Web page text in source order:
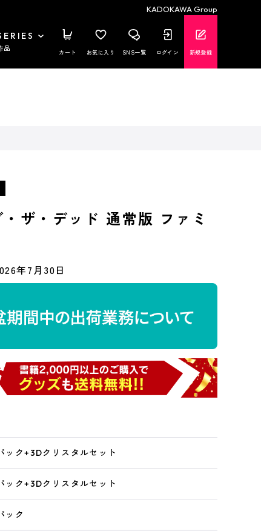
KADOKAWA Group
品 カート お気に入り SNS一覧 ログイン 新規登録
ザ・デッド 通常版 ファミ
年7月30日
ック+3Dクリスタルセット
ック+3Dクリスタルセット
ック